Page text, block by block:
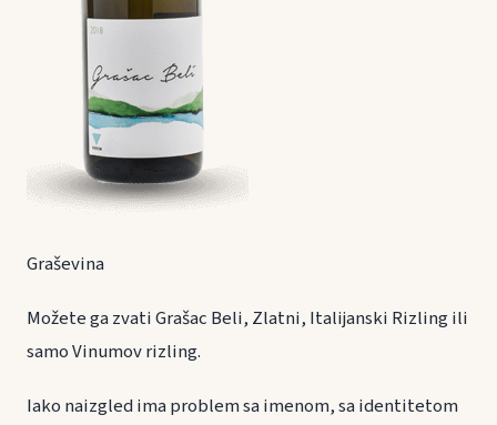
Graševina
Možete ga zvati Grašac Beli, Zlatni, Italijanski Rizling ili
samo Vinumov rizling.
Iako naizgled ima problem sa imenom, sa identitetom